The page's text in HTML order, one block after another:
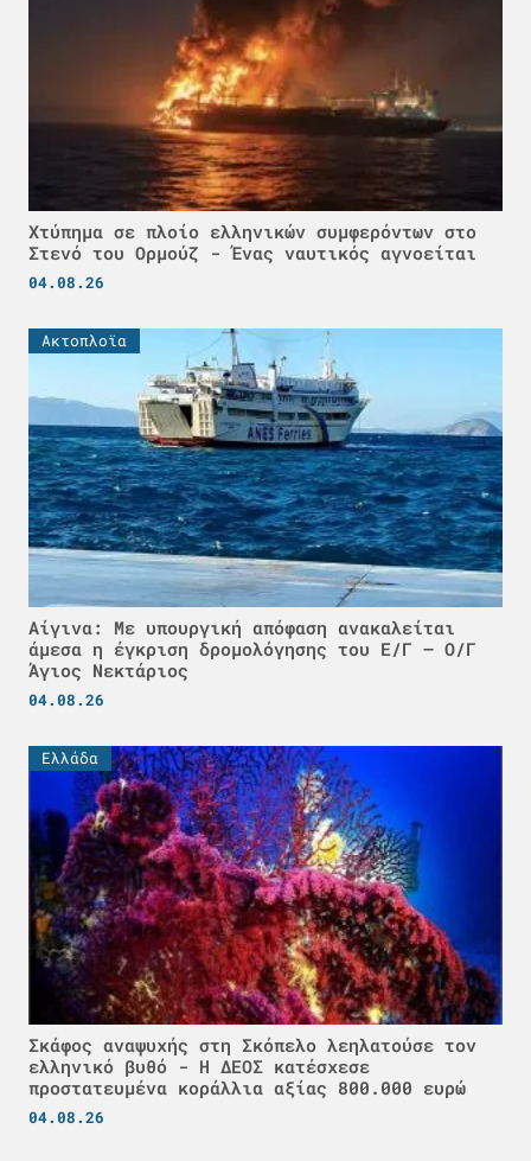
Χτύπημα σε πλοίο ελληνικών συμφερόντων στο
Στενό του Ορμούζ - Ένας ναυτικός αγνοείται
04.08.26
Ακτοπλοϊα
Αίγινα: Με υπουργική απόφαση ανακαλείται
άμεσα η έγκριση δρομολόγησης του Ε/Γ – Ο/Γ
Άγιος Νεκτάριος
04.08.26
Ελλάδα
Σκάφος αναψυχής στη Σκόπελο λεηλατούσε τον
ελληνικό βυθό - H ΔΕΟΣ κατέσχεσε
προστατευμένα κοράλλια αξίας 800.000 ευρώ
04.08.26